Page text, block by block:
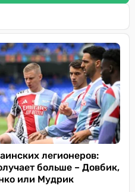
легионеров:
больше – Довбик,
или Мудрик